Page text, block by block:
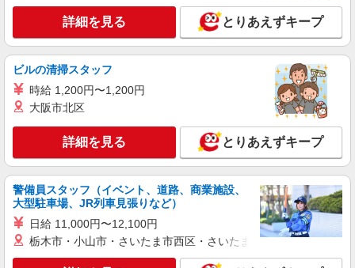
社祝い金10万円支給(規定有) お友達を紹介頂くと,
インセンティブ支給(規定有) ★月2回払い・週払い
可能（規程有）★ ゜・。○。・゜+゜・。○。・゜
+゜
三重県津市の家電量販店
キープ 詳細を見る
紹介予定派遣
株式会社シエロ
時給1650円〜1800円（経験・能力による） ※
残業代支給 ★交通費別途支給（規定あり） ゜
+゜・。○。・゜+゜・。○。・゜+゜ 入社祝い金10
万円支給(規定有) お友達を紹介頂くと, インセンテ
ィブ支給(規定有) ★月2回払い・週払い可能（規程
有）★ ゜・。○。・゜+゜・。○。・゜+゜
三重県津市の家電量販店
キープ 詳細を見る
紹介予定派遣
詳細を見る とりあえずキープ
ビルの清掃スタッフ
時給 1,200円〜1,200円
大阪市北区
詳細を見る とりあえずキープ
警備員スタッフ（イベント、道路、商業施設、
大型駐車場、JR列車見張りなど）
日給 11,000円〜12,100円
栃木市・小山市・さいたま市西区・さいたま市岩槻区・久喜市・